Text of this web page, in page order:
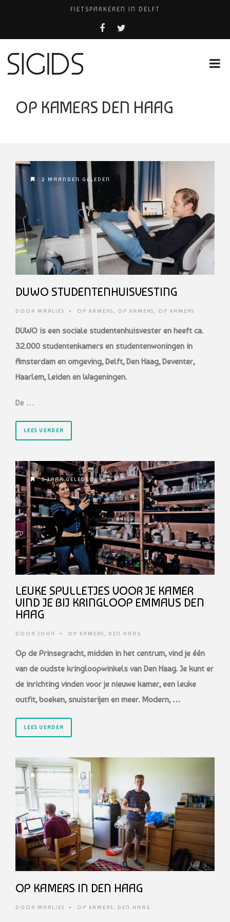
FIETSPARKEREN IN DELFT
PIZZERIA POMPEÏ ￼
COCKTAILS ON THE SPOT!
OP KAMERS DEN HAAG
2 MAANDEN GELEDEN
DUWO STUDENTENHUISVESTING
DOOR MARLIES • OP KAMERS, OP KAMERS, OP KAMERS
DUWO is een sociale studentenhuisvester en heeft ca.
32.000 studentenkamers en studentenwoningen in
Amsterdam en omgeving, Delft, Den Haag, Deventer,
Haarlem, Leiden en Wageningen.
De …
LEES VERDER
5 JAAR GELEDEN
LEUKE SPULLETJES VOOR JE KAMER
VIND JE BIJ KRINGLOOP EMMAUS DEN
HAAG
DOOR JOHN • OP KAMERS, DEN HAAG
Op de Prinsegracht, midden in het centrum, vind je één
van de oudste kringloopwinkels van Den Haag. Je kunt er
de inrichting vinden voor je nieuwe kamer, een leuke
outfit, boeken, snuisterijen en meer. Modern, …
LEES VERDER
5 JAAR GELEDEN
OP KAMERS IN DEN HAAG
DOOR MARLIES • OP KAMERS, DEN HAAG